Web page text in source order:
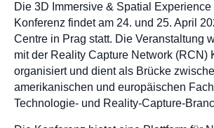
Die 3D Immersive & Spatial Experience
Konferenz findet am 24. und 25. April
Centre in Prag statt. Die Veranstaltung
mit der Reality Capture Network (RCN)
organisiert und dient als Brücke
amerikanischen und europäischen
Technologie- und Reality-Capture-